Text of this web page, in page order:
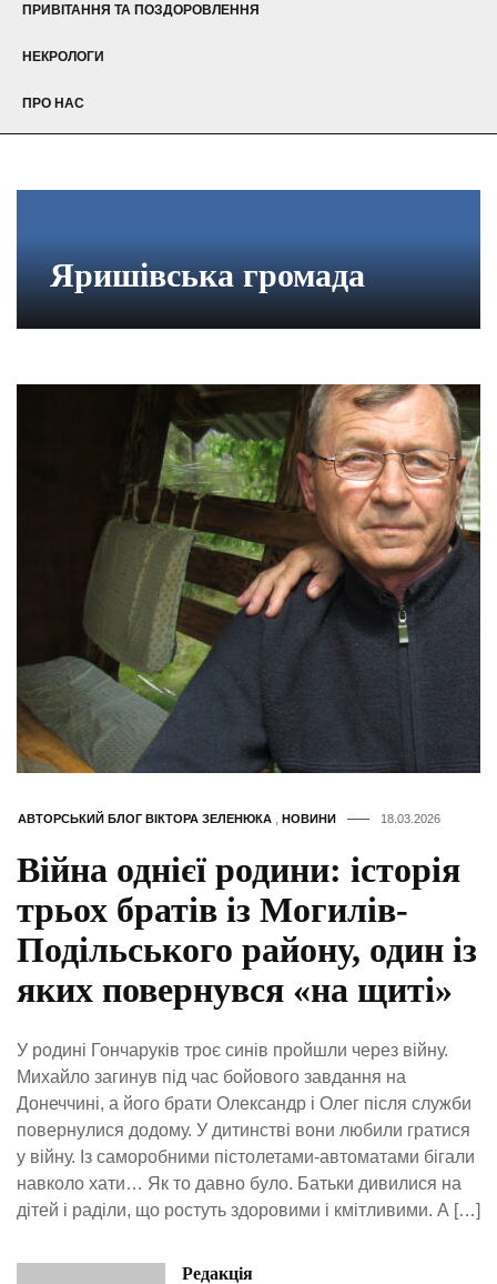
ПРИВІТАННЯ ТА ПОЗДОРОВЛЕННЯ
НЕКРОЛОГИ
ПРО НАС
Яришівська громада
АВТОРСЬКИЙ БЛОГ ВІКТОРА ЗЕЛЕНЮКА НОВИНИ 18.03.2026
Війна однієї родини: історія
трьох братів із Могилів-
Подільського району, один із
яких повернувся «на щиті»
У родині Гончаруків троє синів пройшли через війну.
Михайло загинув під час бойового завдання на
Донеччині, а його брати Олександр і Олег після служби
повернулися додому. У дитинстві вони любили гратися
у війну. Із саморобними пістолетами-автоматами бігали
навколо хати… Як то давно було. Батьки дивилися на
дітей і раділи, що ростуть здоровими і кмітливими. А […]
Редакція